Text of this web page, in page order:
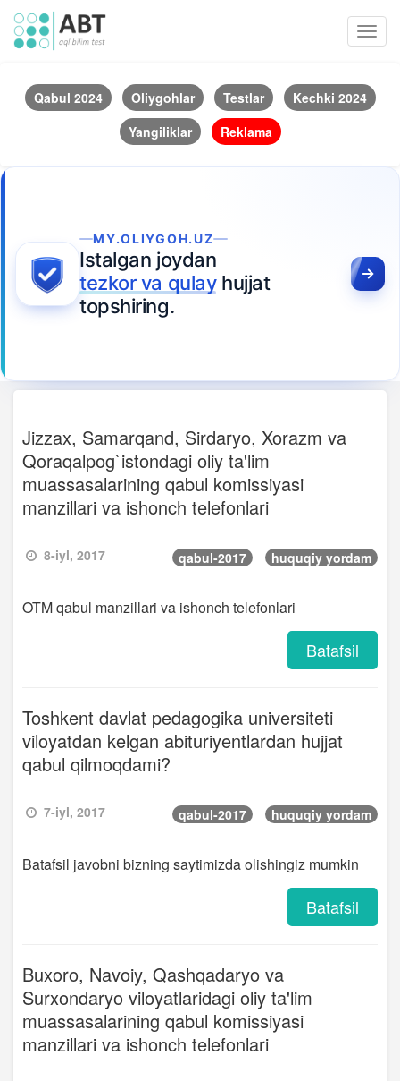
Qabul 2024 Oliygohlar Testlar
Kechki 2024
Yangiliklar
Reklama
MY.OLIYGOH.UZ
Istalgan joydan
tezkor va qulayhujjat
topshiring.
Jizzax, Samarqand, Sirdaryo, Xorazm va
Qoraqalpog`istondagi oliy ta'lim
muassasalarining qabul komissiyasi
manzillari va ishonch telefonlari
8-iyl, 2017 qabul-2017 huquqiy yordam
OTM qabul manzillari va ishonch telefonlari
Batafsil
Toshkent davlat pedagogika universiteti
viloyatdan kelgan abituriyentlardan hujjat
qabul qilmoqdami?
7-iyl, 2017 qabul-2017 huquqiy yordam
Batafsil javobni bizning saytimizda olishingiz mumkin
Batafsil
Buxoro, Navoiy, Qashqadaryo va
Surxondaryo viloyatlaridagi oliy ta'lim
muassasalarining qabul komissiyasi
manzillari va ishonch telefonlari